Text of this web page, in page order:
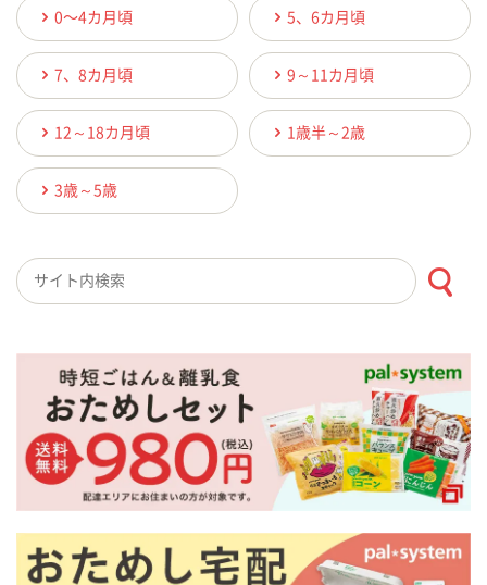
0〜4カ月頃 5、6カ月頃
7、8カ月頃 9～11カ月頃
12～18カ月頃 1歳半～2歳
3歳～5歳
検索キーワード入力